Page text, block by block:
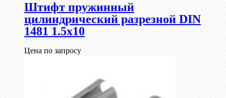
Штифт пружинный
цилиндрический разрезной DIN
1481 1.5х10
Цена по запросу